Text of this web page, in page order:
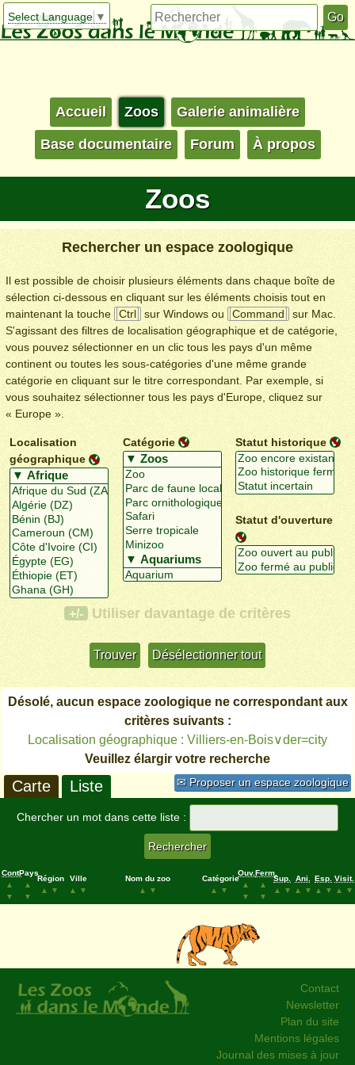
Select Language ▼
Accueil Zoos Galerie animalière
Base documentaire Forum À propos
Zoos
Rechercher un espace zoologique
Il est possible de choisir plusieurs éléments dans chaque boîte de
sélection ci-dessous en cliquant sur les éléments choisis tout en
maintenant la touche
Ctrl sur Windows ou Command
sur Mac.
S'agissant des filtres de localisation géographique et de catégorie,
vous pouvez sélectionner en un clic tous les pays d'un même
continent ou toutes les sous-catégories d'une même grande
catégorie en cliquant sur le titre correspondant. Par exemple, si
vous souhaitez sélectionner tous les pays d'Europe, cliquez sur
« Europe ».
Localisation
géographique
Catégorie Statut historique
Statut d'ouverture
+/- Utiliser davantage de critères
Désolé, aucun espace zoologique ne correspondant aux
critères suivants :
Localisation géographique : Villiers-en-Bois∨der=city
Veuillez élargir votre recherche
✉ Proposer un espace zoologique
Carte Liste
Chercher un mot dans cette liste :
Cont.
▲
▼
Pays
▲
▼
Région
▲
▼
Ville
▲
▼
Nom du zoo
▲
▼
Catégorie
▲
▼
Ouv.
▲
▼
Ferm.
▲
▼
Sup.
▲
▼
Ani.
▲
▼
Esp.
▲
▼
Visit.
▲
▼
Contact
Newsletter
Plan du site
Mentions légales
Journal des mises à jour